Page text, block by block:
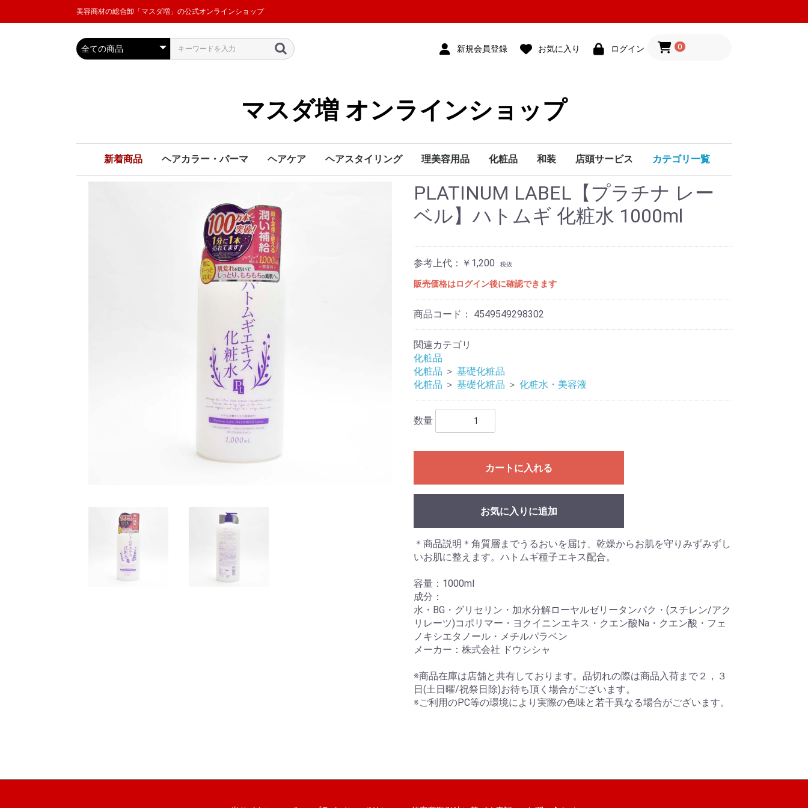
美容商材の総合卸「マスダ増」の公式オンラインショップ
新規会員登録 お気に入り ログイン 0
マスダ増 オンラインショップ
新着商品 ヘアカラー・パーマ
アリミノ
インターコスメ
インターレップ
ウエラ
香草カラー
サンコール
資生堂
シュワルツコフ
セフティ
ビーエックス
デミ
中野製薬
ナプラ
ナンバースリー
パイモア
フィヨーレ
フォード
ヘンケルジャパン
ホーユー
ミルボン
モルトベーネ
メロス
ルベル
ロレアル
ヘナ商品
その他
ヘアケア
詰め替え
詰め替え
ヘアスタイリング
スプレー
クリーム
ムース
ワックス・ジェル
ミスト・ローション
その他
ブラシ
コーム
ドライヤー
アイロン
ホットカーラー
バリカン/トリマー
その他
理美容用品
シザー・レザー シザー
レザー
替え刃
小物・ケース
クロス・ユニフォーム カットクロス
シャンプークロス
ヘアダイクロス
エプロン
ユニフォーム
タオル タオル
フェイスシート
フェイスガーゼ
ミラー
ピン・クリップ ヘアピン
クリップ・ダッカール
ウィッグ・クランプ
小物・雑貨
理容室専用品
美容室専用品
書籍
化粧品
基礎化粧品 化粧水・美容液
クリーム・乳液 フェイスマスク・パック
ＵＶケア・日焼け止め
クレンジング・洗顔 ハンド・ボディクリーム
その他
エステ用品
ベースメイク ファンデーション
下地
パウダー
その他
アイメイク アイライナー
マスカラ
アイシャドウ
つけまつげ
アイブロウ
アイラッシュカーラー
その他
ネイル マニキュア
ジェルネイル
チップ
リムーバー
ネイルケア
ネイル小物
メイクブラシ
化粧雑貨
三善化粧品 クレンジング・化粧下地
ファンデーション・パウダー
ポイントカラー・メークセット
メークアップペンシル
雑貨・つけまつ毛
ベンナイ化粧品 特殊メーク・舞台用化粧品
刷毛・筆
和装
帯締め・帯揚げ
伊達襟・半襟
髪飾り Uピン飾り
その他
コーム飾り
かんざし
金属・パール系
小花
和装小物
着付け用品
紳士小物
七五三用品
婚礼用品
和雑貨
その他
店頭サービス
雑貨
食品
除菌・衛生用品
粗品・贈答品
ペット用品
その他
カテゴリ一覧
PLATINUM LABEL【プラチナ レー
ベル】ハトムギ 化粧水 1000ml
参考上代：￥1,200 税抜
販売価格はログイン後に確認できます
商品コード： 4549549298302
関連カテゴリ
化粧品
化粧品 ＞ 基礎化粧品
化粧品 ＞ 基礎化粧品 ＞ 化粧水・美容液
数量
カートに入れる
お気に入りに追加
＊商品説明＊角質層までうるおいを届け、乾燥からお肌を守りみずみずし
いお肌に整えます。ハトムギ種子エキス配合。
容量：1000ml
成分：
水・BG・グリセリン・加水分解ローヤルゼリータンパク・(スチレン/アク
リレーツ)コポリマー・ヨクイニンエキス・クエン酸Na・クエン酸・フェ
ノキシエタノール・メチルパラベン
メーカー：株式会社 ドウシシャ
※商品在庫は店舗と共有しております。品切れの際は商品入荷まで２，３
日(土日曜/祝祭日除)お待ち頂く場合がございます。
※ご利用のPC等の環境により実際の色味と若干異なる場合がございます。